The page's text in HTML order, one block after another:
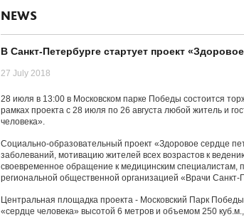
NEWS
В Санкт-Петербурге стартует проект
27 July 2018
28 июля в 13:00 в Московском парке Победы состоится
рамках проекта с 28 июля по 26 августа любой житель и
человека».
Социально-образовательный проект «Здоровое сердце
заболеваний, мотивацию жителей всех возрастов к
своевременное обращение к медицинским специалистам,
региональной общественной организацией «Врачи Санкт-
Центральная площадка проекта - Московский Парк
«сердце человека» высотой 6 метров и объемом 250